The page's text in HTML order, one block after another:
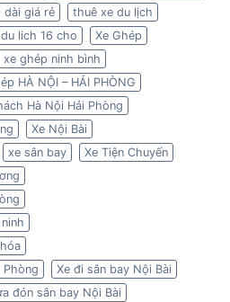
dài giá rẻ
thuê xe du lịch
lich 16 cho
Xe Ghép
xe ghép ninh bình
HÀ NỘI – HẢI PHÒNG
Hà Nội Hải Phòng
Xe Nội Bài
xe sân bay
Xe Tiện Chuyến
Phòng
Xe đi sân bay Nội Bài
đón sân bay Nội Bài